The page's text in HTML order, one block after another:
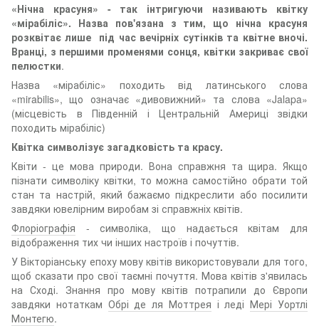
«Нічна красуня» - так інтригуючи називають квітку
«мірабіліс». Назва пов'язана з тим, що нічна красуня
розквітає лише під час вечірніх сутінків та квітне вночі.
Вранці, з першими променями сонця, квітки закриває свої
пелюстки.
Назва «мірабіліс» походить від латинського слова
«mirabilis», що означає «дивовижний» та слова «Jalapa»
(місцевість в Південній і Центральній Америці звідки
походить мірабіліс)
Квітка символізує загадковість та красу.
Квіти - це мова природи. Вона справжня та щира. Якщо
пізнати символіку квітки, то можна самостійно обрати той
стан та настрій, який бажаємо підкреслити або посилити
завдяки ювелірним виробам зі справжніх квітів.
Флоріографія - символіка, що надається квітам для
відображення тих чи інших настроїв і почуттів.
У Вікторіанську епоху мову квітів використовували для того,
щоб сказати про свої таємні почуття. Мова квітів з'явилась
на Сході. Знання про мову квітів потрапили до Європи
завдяки нотаткам Обрі де ля Моттрея і ледіМері Уортлі
Монтегю.